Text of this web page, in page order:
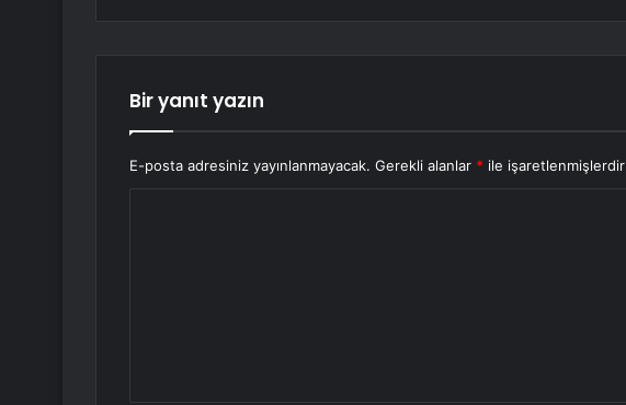
Bir yanıt yazın
E-posta adresiniz yayınlanmayacak. Gerekli alanlar * ile işaretlenmişlerdir